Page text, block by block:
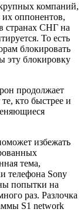
компаний,
их оппонентов,
странах СНГ на
То есть
блокировать
эту блокировку
продолжает
кто быстрее и
избежать
тема,
телефона Sony
попытки на
раз. Разлочка
S1 network